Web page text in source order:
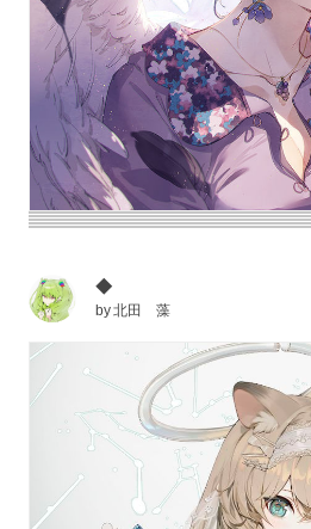
◆
by北田 藻